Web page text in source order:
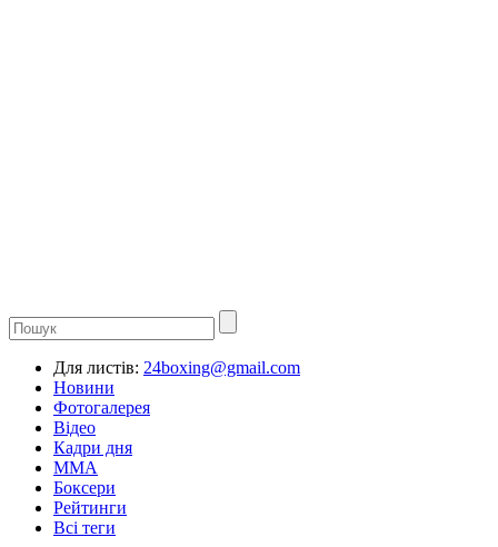
Для листів: 24boxing@gmail.com
Новини
Фотогалерея
Відео
Кадри дня
ММА
Боксери
Рейтинги
Всі теги